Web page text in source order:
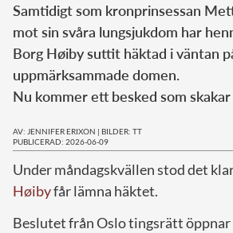
Samtidigt som kronprinsessan
mot sin svåra lungsjukdom har
Borg Høiby suttit häktad i väntan
uppmärksammade domen.
Nu kommer ett besked som
AV: JENNIFER ERIXON | BILDER: TT
PUBLICERAD: 2026-06-09
Under måndagskvällen stod det
Høibyfår lämna häktet.
Beslutet från Oslo tingsrätt öppnar